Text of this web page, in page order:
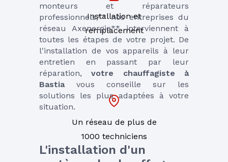
monteurs et réparateurs
professionnels,** nos entreprises du
réseau Axenergie** interviennent à
toutes les étapes de votre projet. De
l'installation de vos appareils à leur
entretien en passant par leur
réparation, votre chauffagiste à
Bastia vous conseille sur les
solutions les plus adaptées à votre
situation.
L'installation d'un
Installation et
remplacement
Un réseau de plus de
1000 techniciens